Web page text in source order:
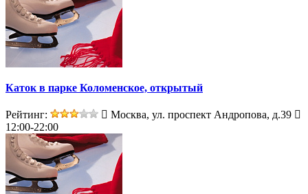
Каток в парке Коломенское, открытый
Рейтинг:
Москва, ул. проспект Андропова, д.39
12:00-22:00